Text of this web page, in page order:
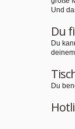
Und
Du
Du
Du